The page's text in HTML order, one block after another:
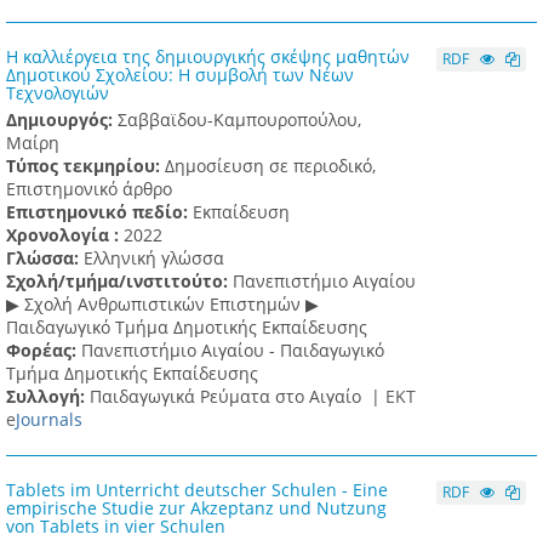
Η καλλιέργεια της δημιουργικής σκέψης μαθητών
Δημοτικού Σχολείου: Η συμβολή των Νέων
Τεχνολογιών
Δημιουργός: Σαββαϊδου-Καμπουροπούλου,
Μαίρη
Τύπος τεκμηρίου: Δημοσίευση σε περιοδικό,
Επιστημονικό άρθρο
Επιστημονικό πεδίο: Εκπαίδευση
Χρονολογία : 2022
Γλώσσα: Ελληνική γλώσσα
Σχολή/τμήμα/ινστιτούτο: Πανεπιστήμιο Αιγαίου
▶ Σχολή Ανθρωπιστικών Επιστημών ▶
Παιδαγωγικό Τμήμα Δημοτικής Εκπαίδευσης
Φορέας: Πανεπιστήμιο Αιγαίου - Παιδαγωγικό
Τμήμα Δημοτικής Εκπαίδευσης
Συλλογή: Παιδαγωγικά Ρεύματα στο Αιγαίο | ΕΚΤ
eJournals
RDF
Tablets im Unterricht deutscher Schulen - Eine
empirische Studie zur Akzeptanz und Nutzung
von Tablets in vier Schulen
RDF